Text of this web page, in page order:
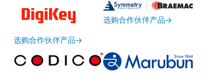
选购合作伙伴产品
选购合作伙伴产品